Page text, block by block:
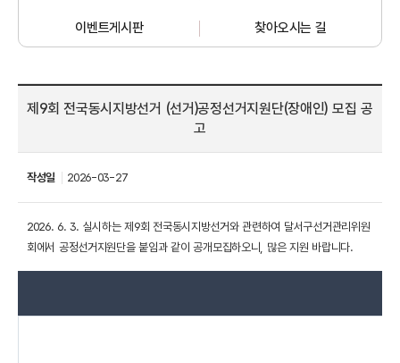
이벤트게시판 찾아오시는 길
제9회 전국동시지방선거 (선거)공정선거지원단(장애인) 모집 공
고
작성일 2026-03-27
2026. 6. 3. 실시하는 제9회 전국동시지방선거와 관련하여 달서구선거관리위원
회에서 공정선거지원단을 붙임과 같이 공개모집하오니, 많은 지원 바랍니다.